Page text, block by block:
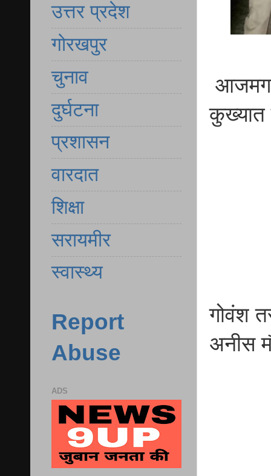
कुख्यात
गोवंश
अनीस
उत्तर प्रदेश
गोरखपुर
चुनाव
दुर्घटना
प्रशासन
वारदात
शिक्षा
सरायमीर
स्वास्थ्य
Report
Abuse
ADS